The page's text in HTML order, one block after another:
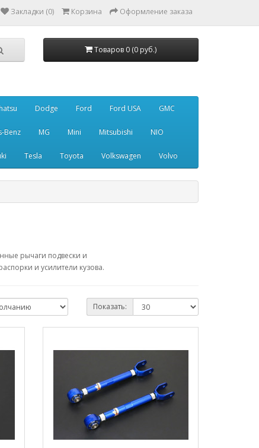
Закладки (0) Корзина Оформление заказа
Товаров 0 (0 руб.)
Dodge Ford Ford USA GMC
Benz MG Mini Mitsubishi NIO
Tesla Toyota Volkswagen Volvo
рычаги подвески и
и усилители кузова.
Показать: